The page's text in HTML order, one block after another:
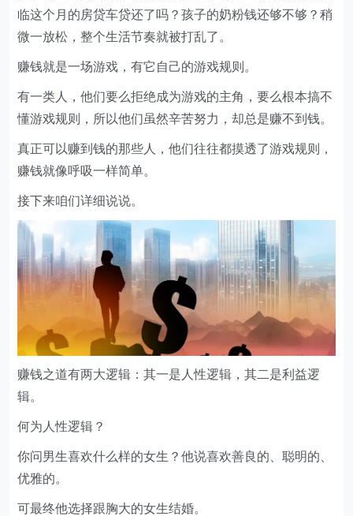
临这个月的房贷车贷还了吗？孩子的奶粉钱还够不够？稍
微一放松，整个生活节奏就被打乱了。
​赚钱就是一场游戏，有它自己的游戏规则。
​有一类人，他们要么拒绝成为游戏的主角，要么根本搞不
懂游戏规则，所以他们虽然辛苦努力，却总是赚不到钱。
​真正可以赚到钱的那些人，他们往往都摸透了游戏规则，
赚钱就像呼吸一样简单。
接下来咱们详细说说。
赚钱之道有两大逻辑：其一是人性逻辑，其二是利益逻
辑。
​何为人性逻辑？
​你问男生喜欢什么样的女生？他说喜欢善良的、聪明的、
优雅的。
​可最终他选择跟胸大的女生结婚。